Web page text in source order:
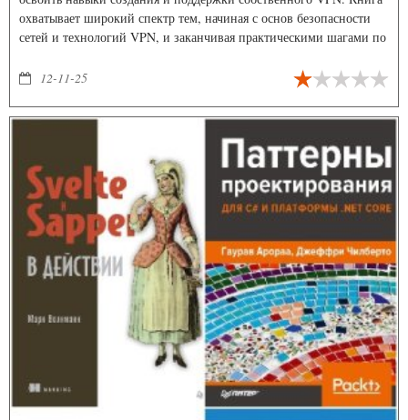
охватывает широкий спектр тем, начиная с основ безопасности
сетей и технологий VPN, и заканчивая практическими шагами по
12-11-25